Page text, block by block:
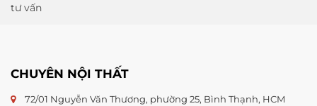
tư vấn
CHUYÊN NỘI THẤT
72/01 Nguyễn Văn Thương, phường 25, Bình Thạnh, HCM